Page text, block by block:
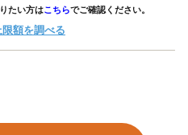
たい方はこちらでご確認ください。
限額を調べる